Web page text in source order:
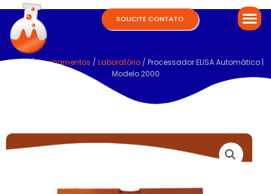
SOLICITE CONTATO
Home/Equipamentos / Laboratório / Processador ELISA Automático |
Modelo 2000